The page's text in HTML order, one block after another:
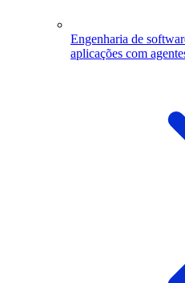
Engenharia de
aplicações com